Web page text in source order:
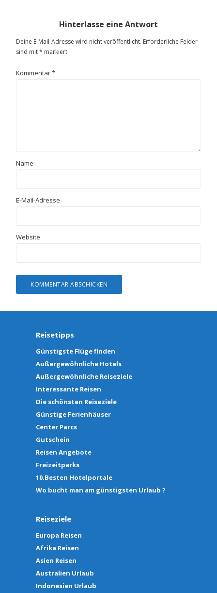
Hinterlasse eine Antwort
Deine E-Mail-Adresse wird nicht veröffentlicht. Erforderliche Felder
sind mit* markiert
Kommentar*
Name
E-Mail-Adresse
Website
Reisetipps
Günstigste Flüge finden
Außergewöhnliche Hotels
Außergewöhnliche Reiseziele
Interessante Reisen
Die schönsten Reiseziele
Günstige Ferienhäuser
Center Parcs
Gutschein
Reisen Angebote
Freizeitparks
10.Besten Hotelportale
Wo bucht man am günstigsten Urlaub ?
Reiseziele
Europa Reisen
Afrika Reisen
Asien Reisen
Australien Urlaub
Indonesien Urlaub